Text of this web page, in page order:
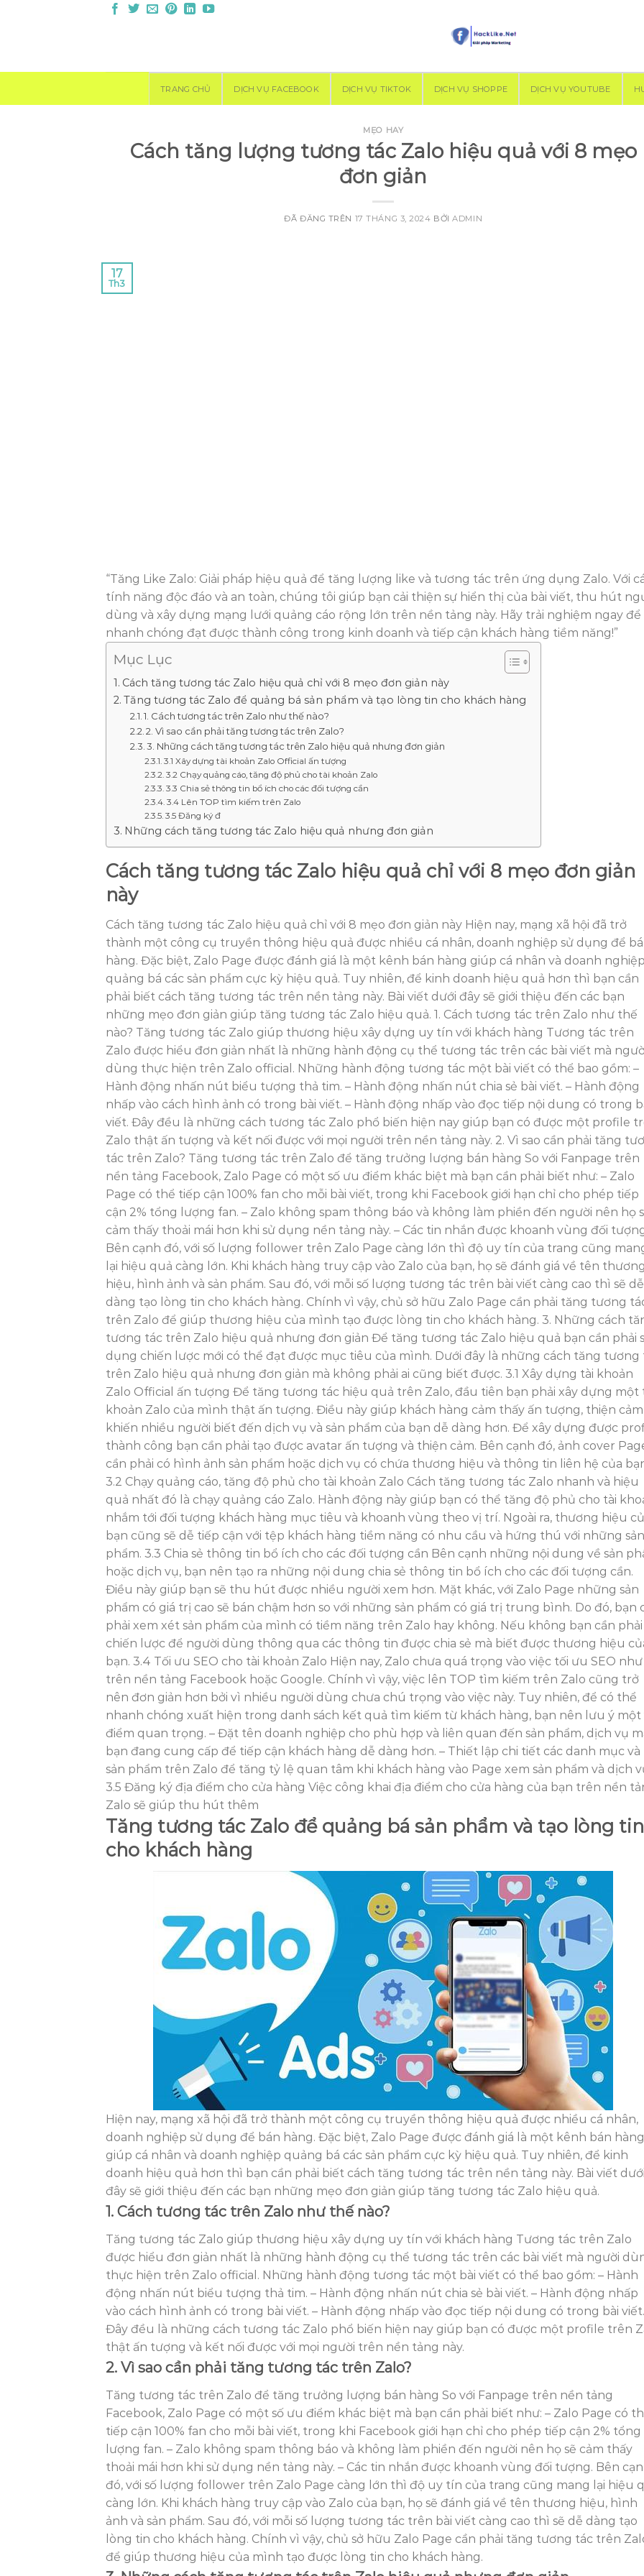
TRANG CHỦ DỊCH VỤ FACEBOOK DỊCH VỤ TIKTOK DỊCH VỤ SHOPPE DỊCH VỤ YOUTUBE
MẸO HAY
Cách tăng lượng tương tác Zalo hiệu quả với 8 mẹo
đơn giản
ĐÃ ĐĂNG TRÊN 17 THÁNG 3, 2024 BỞIADMIN
17
Th3
“Tăng Like Zalo: Giải pháp hiệu quả để tăng lượng like và tương tác trên ứng dụng Zalo. Với
tính năng độc đáo và an toàn, chúng tôi giúp bạn cải thiện sự hiển thị của bài viết, thu hút
dùng và xây dựng mạng lưới quảng cáo rộng lớn trên nền tảng này. Hãy trải nghiệm ngay để
nhanh chóng đạt được thành công trong kinh doanh và tiếp cận khách hàng tiềm năng!”
Mục Lục
Cách tăng tương tác Zalo hiệu quả chỉ với 8 mẹo đơn giản này
Tăng tương tác Zalo để quảng bá sản phẩm và tạo lòng tin cho khách hàng
1. Cách tương tác trên Zalo như thế nào?
2. Vì sao cần phải tăng tương tác trên Zalo?
3. Những cách tăng tương tác trên Zalo hiệu quả nhưng đơn giản
3.1 Xây dựng tài khoản Zalo Official ấn tượng
3.2 Chạy quảng cáo, tăng độ phủ cho tài khoản Zalo
3.3 Chia sẻ thông tin bổ ích cho các đối tượng cần
3.4 Lên TOP tìm kiếm trên Zalo
3.5 Đăng ký đ
Những cách tăng tương tác Zalo hiệu quả nhưng đơn giản
Cách tăng tương tác Zalo hiệu quả chỉ với 8 mẹo đơn giản
này
Cách tăng tương tác Zalo hiệu quả chỉ với 8 mẹo đơn giản này Hiện nay, mạng xã hội đã trở
thành một công cụ truyền thông hiệu quả được nhiều cá nhân, doanh nghiệp sử dụng để
hàng. Đặc biệt, Zalo Page được đánh giá là một kênh bán hàng giúp cá nhân và doanh nghiệp
quảng bá các sản phẩm cực kỳ hiệu quả. Tuy nhiên, để kinh doanh hiệu quả hơn thì bạn cần
phải biết cách tăng tương tác trên nền tảng này. Bài viết dưới đây sẽ giới thiệu đến các bạn
những mẹo đơn giản giúp tăng tương tác Zalo hiệu quả. 1. Cách tương tác trên Zalo như thế
nào? Tăng tương tác Zalo giúp thương hiệu xây dựng uy tín với khách hàng Tương tác trên
Zalo được hiểu đơn giản nhất là những hành động cụ thể tương tác trên các bài viết mà
dùng thực hiện trên Zalo official. Những hành động tương tác một bài viết có thể bao gồm: –
Hành động nhấn nút biểu tượng thả tim. – Hành động nhấn nút chia sẻ bài viết. – Hành động
nhấp vào cách hình ảnh có trong bài viết. – Hành động nhấp vào đọc tiếp nội dung có trong
viết. Đây đều là những cách tương tác Zalo phổ biến hiện nay giúp bạn có được một profile
Zalo thật ấn tượng và kết nối được với mọi người trên nền tảng này. 2. Vì sao cần phải tăng
tác trên Zalo? Tăng tương tác trên Zalo để tăng trưởng lượng bán hàng So với Fanpage trên
nền tảng Facebook, Zalo Page có một số ưu điểm khác biệt mà bạn cần phải biết như: – Zalo
Page có thể tiếp cận 100% fan cho mỗi bài viết, trong khi Facebook giới hạn chỉ cho phép tiếp
cận 2% tổng lượng fan. – Zalo không spam thông báo và không làm phiền đến người nên họ
cảm thấy thoải mái hơn khi sử dụng nền tảng này. – Các tin nhắn được khoanh vùng đối
Bên cạnh đó, với số lượng follower trên Zalo Page càng lớn thì độ uy tín của trang cũng
lại hiệu quả càng lớn. Khi khách hàng truy cập vào Zalo của bạn, họ sẽ đánh giá về tên thương
hiệu, hình ảnh và sản phẩm. Sau đó, với mỗi số lượng tương tác trên bài viết càng cao thì sẽ dễ
dàng tạo lòng tin cho khách hàng. Chính vì vậy, chủ sở hữu Zalo Page cần phải tăng tương
trên Zalo để giúp thương hiệu của mình tạo được lòng tin cho khách hàng. 3. Những cách
tương tác trên Zalo hiệu quả nhưng đơn giản Để tăng tương tác Zalo hiệu quả bạn cần phải
dụng chiến lược mới có thể đạt được mục tiêu của mình. Dưới đây là những cách tăng tương
trên Zalo hiệu quả nhưng đơn giản mà không phải ai cũng biết được. 3.1 Xây dựng tài khoản
Zalo Official ấn tượng Để tăng tương tác hiệu quả trên Zalo, đầu tiên bạn phải xây dựng một
khoản Zalo của mình thật ấn tượng. Điều này giúp khách hàng cảm thấy ấn tượng, thiện cảm
khiến nhiều người biết đến dịch vụ và sản phẩm của bạn dễ dàng hơn. Để xây dựng được
thành công bạn cần phải tạo được avatar ấn tượng và thiện cảm. Bên cạnh đó, ảnh cover
cần phải có hình ảnh sản phẩm hoặc dịch vụ có chứa thương hiệu và thông tin liên hệ của
3.2 Chạy quảng cáo, tăng độ phủ cho tài khoản Zalo Cách tăng tương tác Zalo nhanh và hiệu
quả nhất đó là chạy quảng cáo Zalo. Hành động này giúp bạn có thể tăng độ phủ cho tài
nhắm tới đối tượng khách hàng mục tiêu và khoanh vùng theo vị trí. Ngoài ra, thương hiệu
bạn cũng sẽ dễ tiếp cận với tệp khách hàng tiềm năng có nhu cầu và hứng thú với những sản
phẩm. 3.3 Chia sẻ thông tin bổ ích cho các đối tượng cần Bên cạnh những nội dung về sản
hoặc dịch vụ, bạn nên tạo ra những nội dung chia sẻ thông tin bổ ích cho các đối tượng cần.
Điều này giúp bạn sẽ thu hút được nhiều người xem hơn. Mặt khác, với Zalo Page những sản
phẩm có giá trị cao sẽ bán chậm hơn so với những sản phẩm có giá trị trung bình. Do đó, bạn
phải xem xét sản phẩm của mình có tiềm năng trên Zalo hay không. Nếu không bạn cần phải
chiến lược để người dùng thông qua các thông tin được chia sẻ mà biết được thương hiệu
bạn. 3.4 Tối ưu SEO cho tài khoản Zalo Hiện nay, Zalo chưa quá trọng vào việc tối ưu SEO như
trên nền tảng Facebook hoặc Google. Chính vì vậy, việc lên TOP tìm kiếm trên Zalo cũng trở
nên đơn giản hơn bởi vì nhiều người dùng chưa chú trọng vào việc này. Tuy nhiên, để có thể
nhanh chóng xuất hiện trong danh sách kết quả tìm kiếm từ khách hàng, bạn nên lưu ý một
điểm quan trọng. – Đặt tên doanh nghiệp cho phù hợp và liên quan đến sản phẩm, dịch vụ
bạn đang cung cấp để tiếp cận khách hàng dễ dàng hơn. – Thiết lập chi tiết các danh mục và
sản phẩm trên Zalo để tăng tỷ lệ quan tâm khi khách hàng vào Page xem sản phẩm và dịch
3.5 Đăng ký địa điểm cho cửa hàng Việc công khai địa điểm cho cửa hàng của bạn trên nền
Zalo sẽ giúp thu hút thêm
Tăng tương tác Zalo để quảng bá sản phẩm và tạo lòng tin
cho khách hàng
Hiện nay, mạng xã hội đã trở thành một công cụ truyền thông hiệu quả được nhiều cá nhân,
doanh nghiệp sử dụng để bán hàng. Đặc biệt, Zalo Page được đánh giá là một kênh bán hàng
giúp cá nhân và doanh nghiệp quảng bá các sản phẩm cực kỳ hiệu quả. Tuy nhiên, để kinh
doanh hiệu quả hơn thì bạn cần phải biết cách tăng tương tác trên nền tảng này. Bài viết dưới
đây sẽ giới thiệu đến các bạn những mẹo đơn giản giúp tăng tương tác Zalo hiệu quả.
1. Cách tương tác trên Zalo như thế nào?
Tăng tương tác Zalo giúp thương hiệu xây dựng uy tín với khách hàng Tương tác trên Zalo
được hiểu đơn giản nhất là những hành động cụ thể tương tác trên các bài viết mà người
thực hiện trên Zalo official. Những hành động tương tác một bài viết có thể bao gồm: – Hành
động nhấn nút biểu tượng thả tim. – Hành động nhấn nút chia sẻ bài viết. – Hành động nhấp
vào cách hình ảnh có trong bài viết. – Hành động nhấp vào đọc tiếp nội dung có trong bài viết.
Đây đều là những cách tương tác Zalo phổ biến hiện nay giúp bạn có được một profile trên
thật ấn tượng và kết nối được với mọi người trên nền tảng này.
2. Vì sao cần phải tăng tương tác trên Zalo?
Tăng tương tác trên Zalo để tăng trưởng lượng bán hàng So với Fanpage trên nền tảng
Facebook, Zalo Page có một số ưu điểm khác biệt mà bạn cần phải biết như: – Zalo Page có
tiếp cận 100% fan cho mỗi bài viết, trong khi Facebook giới hạn chỉ cho phép tiếp cận 2% tổng
lượng fan. – Zalo không spam thông báo và không làm phiền đến người nên họ sẽ cảm thấy
thoải mái hơn khi sử dụng nền tảng này. – Các tin nhắn được khoanh vùng đối tượng. Bên
đó, với số lượng follower trên Zalo Page càng lớn thì độ uy tín của trang cũng mang lại hiệu
càng lớn. Khi khách hàng truy cập vào Zalo của bạn, họ sẽ đánh giá về tên thương hiệu, hình
ảnh và sản phẩm. Sau đó, với mỗi số lượng tương tác trên bài viết càng cao thì sẽ dễ dàng tạo
lòng tin cho khách hàng. Chính vì vậy, chủ sở hữu Zalo Page cần phải tăng tương tác trên
để giúp thương hiệu của mình tạo được lòng tin cho khách hàng.